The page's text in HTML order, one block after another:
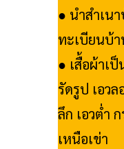
● นำสำเน
ทะเบียนบ้
● เสื้อผ้าเ
รัดรูป เอว
ลึก เอวต่ำ
เหนือเข่า